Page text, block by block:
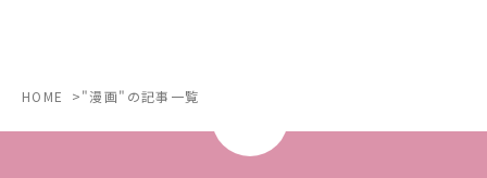
HOME "漫画"の記事一覧